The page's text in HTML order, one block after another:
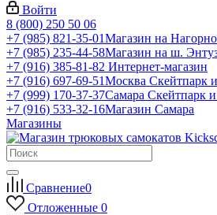
Войти
8 (800) 250 50 06
+7 (985) 821-35-01Магазин на
+7 (985) 235-44-58Магазин на ш.
+7 (916) 385-81-82 Интернет-магазин
+7 (916) 697-69-51Москва Скейтпарк
+7 (999) 170-37-37Самара Скейтпарк
+7 (916) 533-32-16Магазин Самара
Магазины
Сравнение0
Отложенные 0